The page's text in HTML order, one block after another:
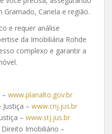
Canela e região.
e requer análise
da Imobiliária Rohde
complexo e garantir a
– www.planalto.gov.br
– www.cnj.jus.br
– www.stj.jus.br
Imobiliário –